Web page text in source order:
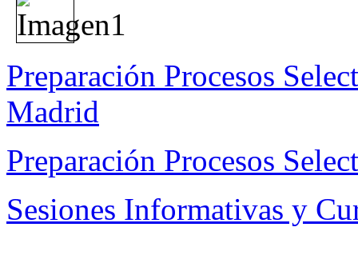
Preparación Procesos
Madrid
Preparación Procesos
Sesiones Informativas y